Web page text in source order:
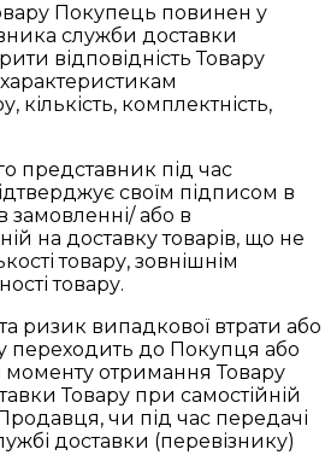
Покупець повинен у
служби доставки
відповідність Товару
кількість, комплектність,
представник під час
своїм підписом в
замовленні/ або в
на доставку товарів, що не
товару, зовнішнім
товару.
ризик випадкової втрати або
до Покупця або
моменту отримання Товару
Товару при самостійній
чи під час передачі
доставки (перевізнику)